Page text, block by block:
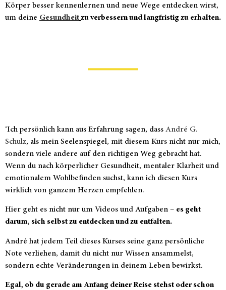
Körper besser kennenlernen und neue Wege entdecken wirst,
um deine Gesundheitzu verbessern und langfristig zu erhalten.
‘Ich persönlich kann aus Erfahrung sagen, dass André G.
Schulz, als mein Seelenspiegel, mit diesem Kurs nicht nur mich,
sondern viele andere auf den richtigen Weg gebracht hat.
Wenn du nach körperlicher Gesundheit, mentaler Klarheit und
emotionalem Wohlbefinden suchst, kann ich diesen Kurs
wirklich von ganzem Herzen empfehlen.
Hier geht es nicht nur um Videos und Aufgaben – es geht
darum, sich selbst zu entdecken und zu entfalten.
André hat jedem Teil dieses Kurses seine ganz persönliche
Note verliehen, damit du nicht nur Wissen ansammelst,
sondern echte Veränderungen in deinem Leben bewirkst.
Egal, ob du gerade am Anfang deiner Reise stehst oder schon